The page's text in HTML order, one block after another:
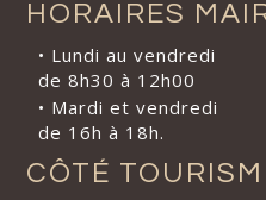
HORAIRES
• Lundi au vendredi
de 8h30 à 12h00
• Mardi et vendredi
de 16h à 18h.
CÔTÉ